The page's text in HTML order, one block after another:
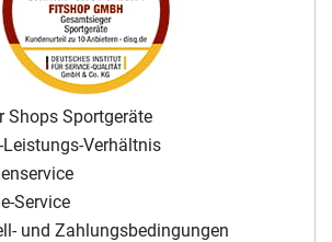
Shops Sportgeräte
Leistungs-Verhältnis
Service
und Zahlungsbedingungen